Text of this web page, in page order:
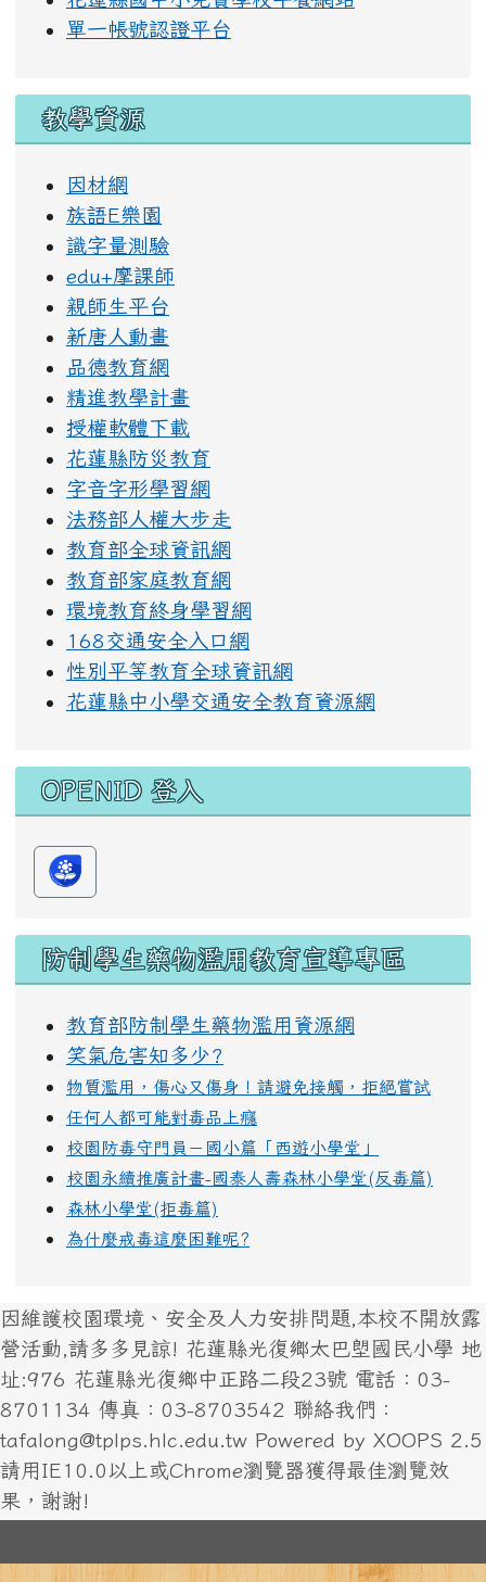
單一帳號認證平台
教學資源
因材網
族語E樂園
識字量測驗
edu+摩課師
親師生平台
新唐人動畫
品德教育網
精進教學計畫
授權軟體下載
花蓮縣防災教育
字音字形學習網
法務部人權大步走
教育部全球資訊網
教育部家庭教育網
環境教育終身學習網
168交通安全入口網
性別平等教育全球資訊網
花蓮縣中小學交通安全教育資源網
OPENID 登入
防制學生藥物濫用教育宣導專區
教育部防制學生藥物濫用資源網
笑氣危害知多少?
物質濫用，傷心又傷身！請避免接觸，拒絕嘗試
任何人都可能對毒品上癮
校園防毒守門員－國小篇「西遊小學堂」
校園永續推廣計畫-國泰人壽森林小學堂(反毒篇)
森林小學堂(拒毒篇)
為什麼戒毒這麼困難呢?
因維護校園環境、安全及人力安排問題,本校不開放露
營活動,請多多見諒! 花蓮縣光復鄉太巴塱國民小學 地
址:976 花蓮縣光復鄉中正路二段23號 電話：03-
8701134 傳真：03-8703542 聯絡我們：
tafalong@tplps.hlc.edu.tw Powered by XOOPS 2.5
請用IE10.0以上或Chrome瀏覽器獲得最佳瀏覽效
果，謝謝!